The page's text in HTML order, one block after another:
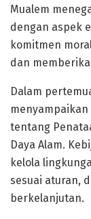
Mualem
dengan aspek
komitmen
dan
Dalam
tentang
Daya Alam.
kelola
sesuai aturan,
berkelanjutan.